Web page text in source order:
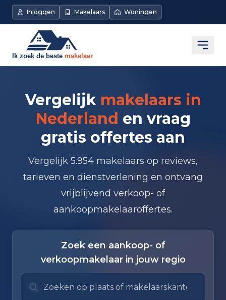
Inloggen Makelaars Woningen
Vergelijk makelaars in
Nederland en vraag
gratis offertes aan
Vergelijk 5.954 makelaars op reviews,
tarieven en dienstverlening en ontvang
vrijblijvend verkoop- of
aankoopmakelaaroffertes.
Zoek een aankoop- of
verkoopmakelaar in jouw regio
Zoek op plaats of makelaarskantoor
Typ om te zoeken. Gebruik pijl omlaag en pijl